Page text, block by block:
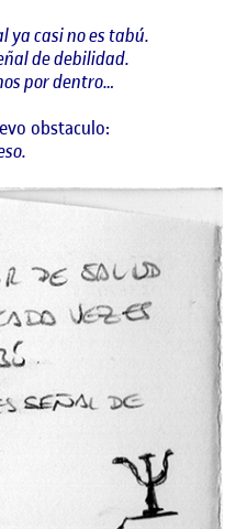
ya casi no es tabú.
de debilidad.
por dentro…
obstaculo: